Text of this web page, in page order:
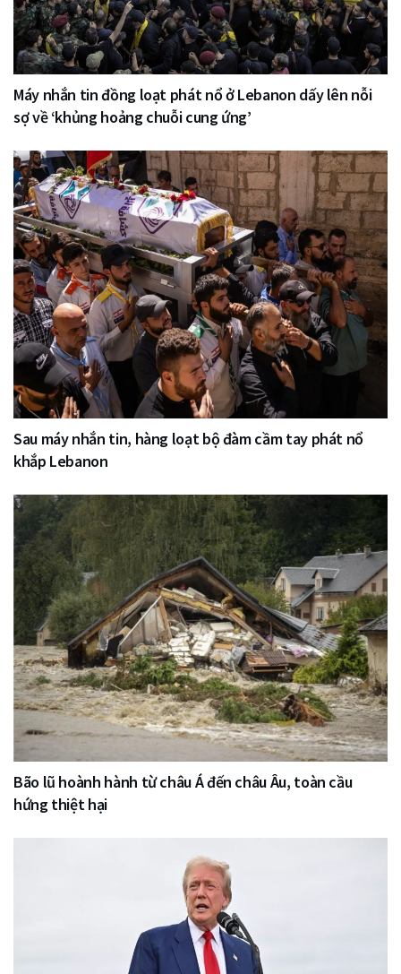
Máy nhắn tin đồng loạt phát nổ ở Lebanon dấy lên nỗi
sợ về ‘khủng hoảng chuỗi cung ứng’
Sau máy nhắn tin, hàng loạt bộ đàm cầm tay phát nổ
khắp Lebanon
Bão lũ hoành hành từ châu Á đến châu Âu, toàn cầu
hứng thiệt hại